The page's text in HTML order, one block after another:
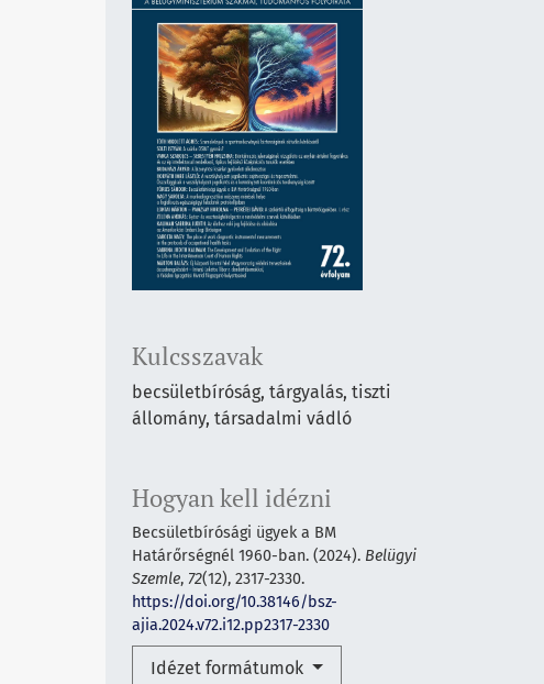
Kulcsszavak
becsületbíróság, tárgyalás, tiszti
állomány, társadalmi vádló
Hogyan kell idézni
Becsületbírósági ügyek a BM
Határőrségnél 1960-ban. (2024). Belügyi
Szemle, 72(12), 2317-2330.
https://doi.org/10.38146/bsz-
ajia.2024.v72.i12.pp2317-2330
Idézet formátumok